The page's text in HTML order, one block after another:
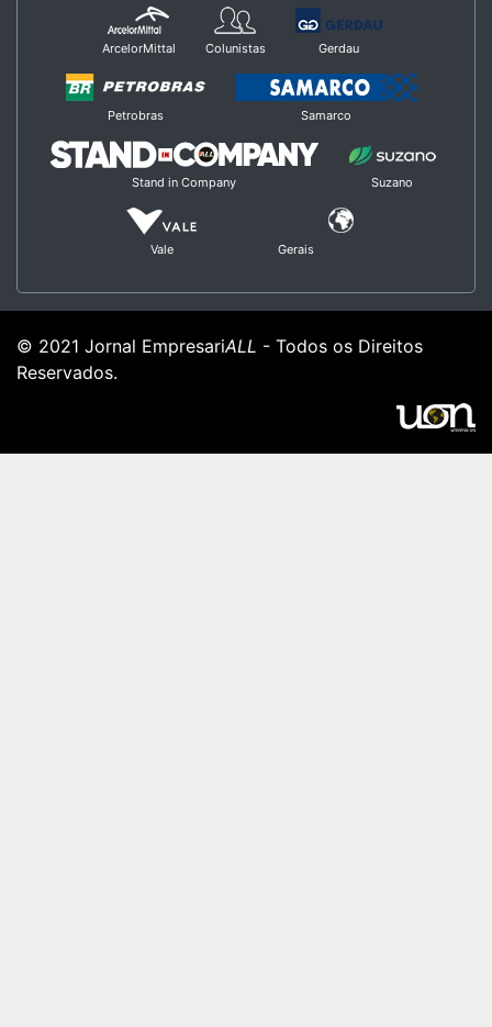
ArcelorMittal Colunistas Gerdau
Petrobras Samarco
Stand in Company Suzano
Vale Gerais
© 2021 Jornal EmpresariALL - Todos os Direitos
Reservados.